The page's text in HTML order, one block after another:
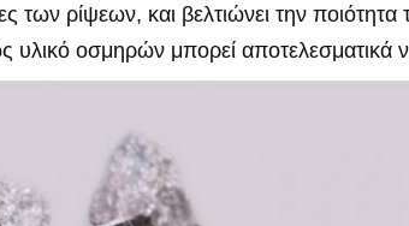
των ρίψεων, και βελτιώνει την
οσμηρών μπορεί αποτελεσματικά